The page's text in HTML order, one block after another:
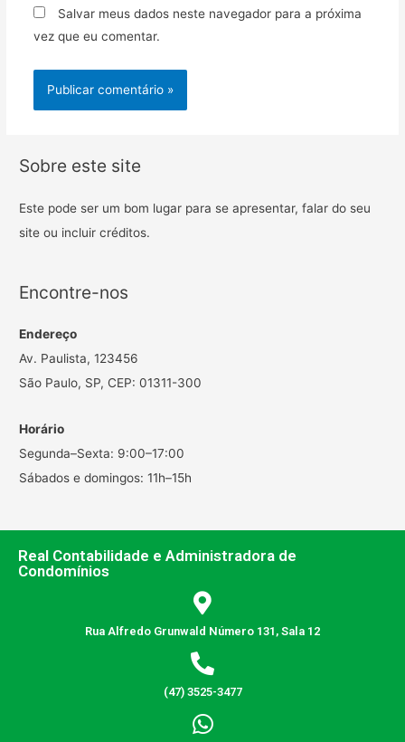
Salvar meus dados neste navegador para a próxima
vez que eu comentar.
Sobre este site
Este pode ser um bom lugar para se apresentar, falar do seu
site ou incluir créditos.
Encontre-nos
Endereço
Av. Paulista, 123456
São Paulo, SP, CEP: 01311-300
Horário
Segunda–Sexta: 9:00–17:00
Sábados e domingos: 11h–15h
Real Contabilidade e Administradora de
Condomínios
Rua Alfredo Grunwald Número 131, Sala 12
(47) 3525-3477